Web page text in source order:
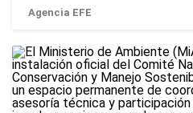
Agencia EFE